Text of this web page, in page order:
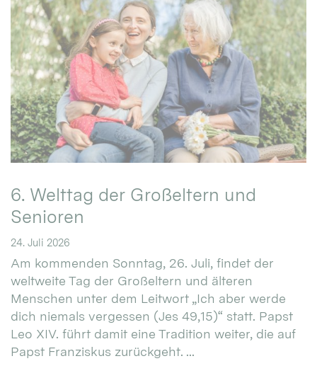
6. Welttag der Großeltern und
Senioren
24. Juli 2026
Am kommenden Sonntag, 26. Juli, findet der
weltweite Tag der Großeltern und älteren
Menschen unter dem Leitwort „Ich aber werde
dich niemals vergessen (Jes 49,15)“ statt. Papst
Leo XIV. führt damit eine Tradition weiter, die auf
Papst Franziskus zurückgeht. ...